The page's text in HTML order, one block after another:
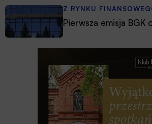
Z RYNKU
Pierwsza emisja BGK